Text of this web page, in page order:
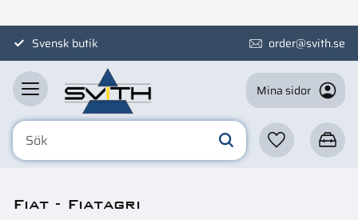
MenySvensk butik order@svith.se
Mina sidor
Favoriter
Fiat - Fiatagri